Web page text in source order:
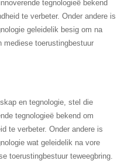
tegnologieë bekend
te verbeter. Onder andere is
geleidelik besig om na
mediese toerustingbestuur
en tegnologie, stel die
tegnologieë bekend om
te verbeter. Onder andere is
wat geleidelik na vore
toerustingbestuur teweegbring.